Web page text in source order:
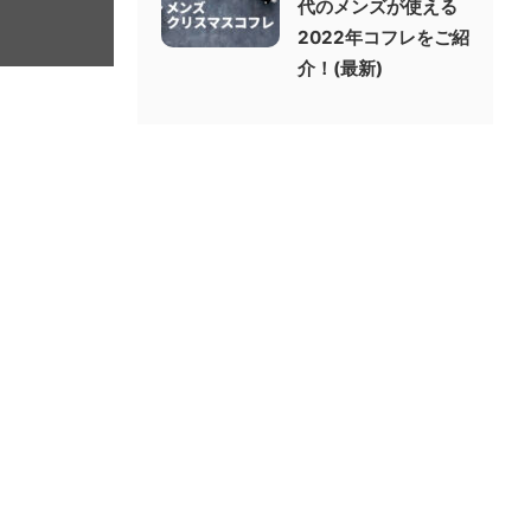
代のメンズが使える
2022年コフレをご紹
介！(最新)